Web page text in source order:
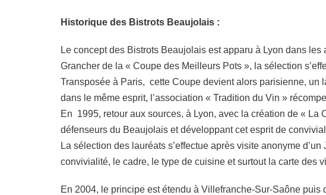
Historique des Bistrots Beaujolais :
Le concept des Bistrots Beaujolais est apparu à Lyon dans
Grancher de la « Coupe des Meilleurs Pots », la sélection
Transposée à Paris, cette Coupe devient alors parisienne, un
dans le même esprit, l’association « Tradition du Vin »
En 1995, retour aux sources, à Lyon, avec la création de «
défenseurs du Beaujolais et développant cet esprit de
La sélection des lauréats s’effectue après visite anonyme
convivialité, le cadre, le type de cuisine et surtout la carte des
En 2004, le principe est étendu à Villefranche-Sur-Saône